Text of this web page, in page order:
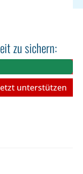
zu sichern:
unterstützen